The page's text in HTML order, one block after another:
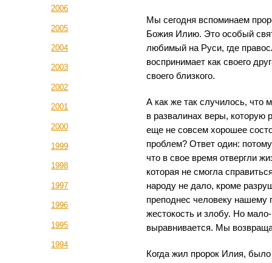
2006
2005
2004
2003
2002
2001
2000
1999
1998
1997
1996
1995
1994
Мы сегодня вспоминаем
Божия Илию. Это особый
любимый на Руси, где
воспринимает как своего
своего близкого.
А как же так случилось,
в развалинах веры,
еще не совсем хорошее
проблем? Ответ один:
что в свое время отвергли
которая не смогла
народу не дало, кроме
преподнес человеку нашему
жестокость и злобу. Но
выравнивается. Мы
Когда жил пророк Илия,